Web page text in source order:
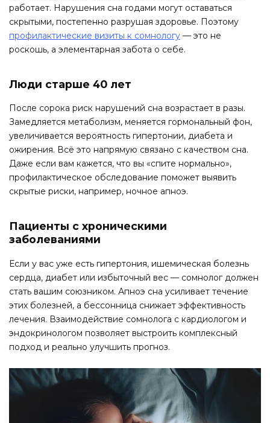
работает. Нарушения сна годами могут оставаться
скрытыми, постепенно разрушая здоровье. Поэтому
профилактические визиты к сомнологу — это не
роскошь, а элементарная забота о себе.
Люди старше 40 лет
После сорока риск нарушений сна возрастает в разы.
Замедляется метаболизм, меняется гормональный фон,
увеличивается вероятность гипертонии, диабета и
ожирения. Всё это напрямую связано с качеством сна.
Даже если вам кажется, что вы «спите нормально»,
профилактическое обследование поможет выявить
скрытые риски, например, ночное апноэ.
Пациенты с хроническими
заболеваниями
Если у вас уже есть гипертония, ишемическая болезнь
сердца, диабет или избыточный вес — сомнолог должен
стать вашим союзником. Апноэ сна усиливает течение
этих болезней, а бессонница снижает эффективность
лечения. Взаимодействие сомнолога с кардиологом и
эндокринологом позволяет выстроить комплексный
подход и реально улучшить прогноз.